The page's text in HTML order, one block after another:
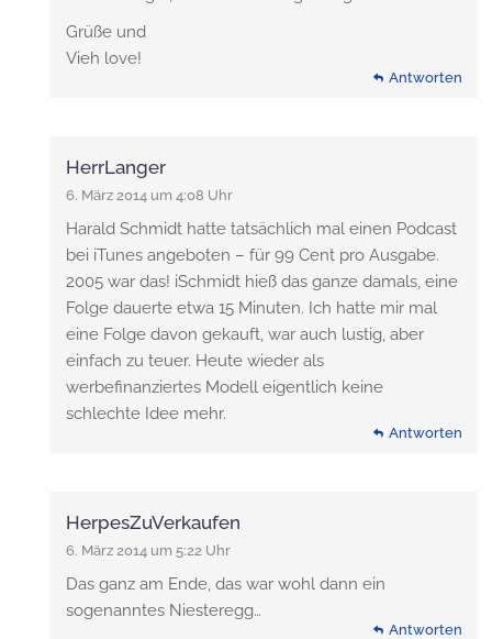
Grüße und
Vieh love!
Antworten
HerrLanger
6. März 2014 um 4:08 Uhr
Harald Schmidt hatte tatsächlich mal einen Podcast
bei iTunes angeboten – für 99 Cent pro Ausgabe.
2005 war das! iSchmidt hieß das ganze damals, eine
Folge dauerte etwa 15 Minuten. Ich hatte mir mal
eine Folge davon gekauft, war auch lustig, aber
einfach zu teuer. Heute wieder als
werbefinanziertes Modell eigentlich keine
schlechte Idee mehr.
Antworten
HerpesZuVerkaufen
6. März 2014 um 5:22 Uhr
Das ganz am Ende, das war wohl dann ein
sogenanntes Niesteregg…
Antworten